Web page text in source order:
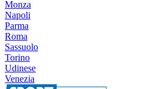
Monza
Napoli
Parma
Roma
Sassuolo
Torino
Udinese
Venezia